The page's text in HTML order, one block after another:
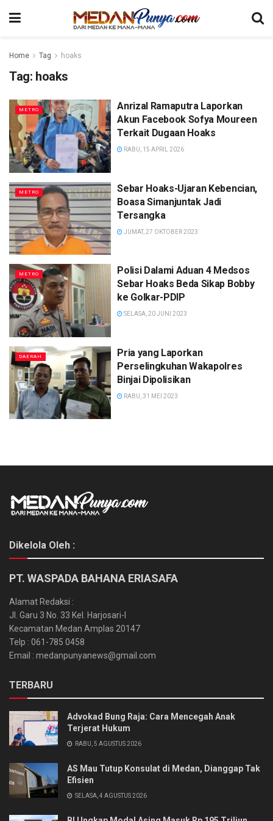
Home Tag hoaks
Tag: hoaks
METRO
Anrizal Ramaputra Laporkan
Akun Facebook Sofya Moureen
Terkait Dugaan Hoaks
RABU, 15 APRIL 2026
METRO
Sebar Hoaks-Ujaran Kebencian,
Boasa Simanjuntak Jadi
Tersangka
JUMAT, 27 OKTOBER 2023
METRO
Polisi Dalami Aduan 4 Medsos
Sebar Hoaks Beda Sikap Bobby
ke Golkar-PDIP
SELASA, 20 JUNI 2023
DAERAH
Pria yang Laporkan
Perselingkuhan Wakapolres
Binjai Dipolisikan
RABU, 31 MEI 2023
Dikelola Oleh :
PT. WASPADA BAHANA ERIASAFA
Alamat Redaksi :
Jl. Garu 3 No. 33 Kel. Harjosari-I
Kecamatan Medan Amplas 20147
Telp : 061-785 0458
Email : medanpunyanews@gmail.com
TERBARU
Advokad Bung Raja: Cara Mencegah Anak
Terjerat Hukum
RABU, 5 AGUSTUS 2026
AS Mau Tutup Konsulat di Medan, Dianggap Tak
Efisien
SELASA, 4 AGUSTUS 2026